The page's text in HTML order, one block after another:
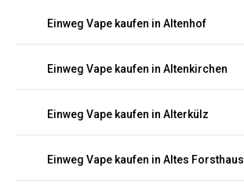
Einweg Vape kaufen in Altenhof
Einweg Vape kaufen in Altenkirchen
Einweg Vape kaufen in Alterkülz
Einweg Vape kaufen in Altes Forsthaus